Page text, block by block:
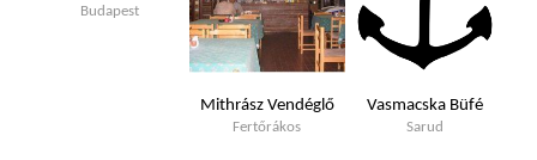
Budapest
Mithrász Vendéglő
Fertőrákos
Vasmacska Büfé
Sarud